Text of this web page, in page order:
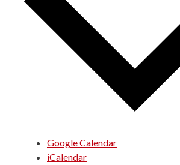
Google Calendar
iCalendar